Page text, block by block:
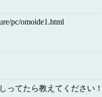
pc/omoide1.html
ってたら教えてください